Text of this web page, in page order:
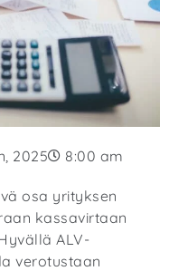
2025 8:00 am
osa yrityksen
kassavirtaan
ALV-
verotustaan